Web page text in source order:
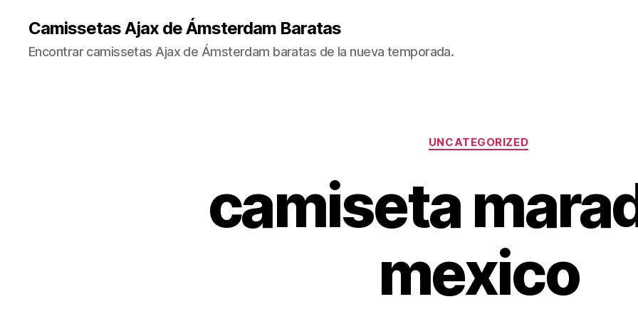
Camissetas Ajax de Ámsterdam Baratas
Encontrar camissetas Ajax de Ámsterdam baratas de la nueva temporada.
Categorías
UNCATEGORIZED
camiseta
mexico